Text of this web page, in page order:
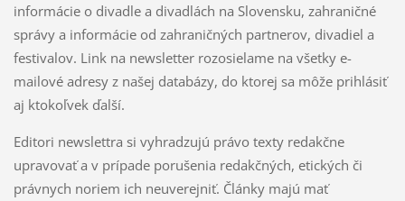
informácie o divadle a divadlách na Slovensku, zahraničné
správy a informácie od zahraničných partnerov, divadiel a
festivalov. Link na newsletter rozosielame na všetky e-
mailové adresy z našej databázy, do ktorej sa môže prihlásiť
aj ktokoľvek ďalší.
Editori newslettra si vyhradzujú právo texty redakčne
upravovať a v prípade porušenia redakčných, etických či
právnych noriem ich neuverejniť. Články majú mať